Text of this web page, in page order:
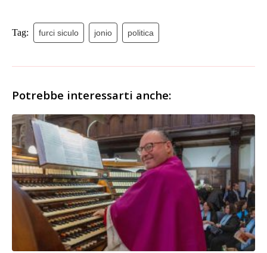
Tag: furci siculo jonio politica
Potrebbe interessarti anche: